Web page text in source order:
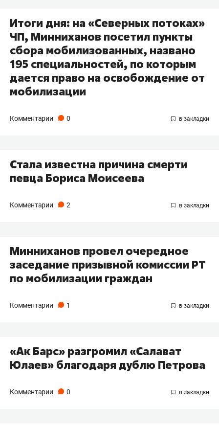
Итоги дня: на «Северных потоках»
ЧП, Минниханов посетил пункты
сбора мобилизованных, названо
195 специальностей, по которым
дается право на освобождение от
мобилизации
Комментарии 0
Стала известна причина смерти
певца Бориса Моисеева
Комментарии 2
Минниханов провел очередное
заседание призывной комиссии РТ
по мобилизации граждан
Комментарии 1
«Ак Барс» разгромил «Салават
Юлаев» благодаря дублю Петрова
Комментарии 0